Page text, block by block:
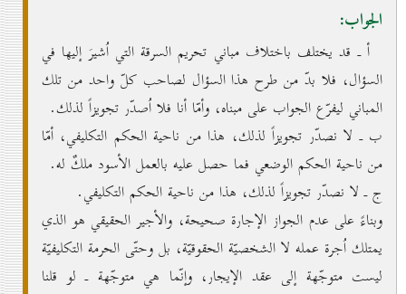
الجواب:
أ ـ قد يختلف باختلاف مباني تحريم السرقة التي اُشيرَ إليها في
السؤال، فلا بدّ من طرح هذا السؤال لصاحب كلّ واحد من تلك
المباني ليفرّع الجواب على مبناه، وأمّا أنا فلا اُصدّر تجويزاً لذلك.
ب ـ لا نصدّر تجويزاً لذلك، هذا من ناحية الحكم التكليفي، أمّا
من ناحية الحكم الوضعي فما حصل عليه بالعمل الأسود ملكٌ له.
ج ـ لا نصدّر تجويزاً لذلك، هذا من ناحية الحكم التكليفي.
وبناءً على عدم الجواز الإجارة صحيحة، والأجير الحقيقي هو الذي
يمتلك اُجرة عمله لا الشخصيّة الحقوقيّة، بل وحتّى الحرمة التكليفيّة
ليست متوجّهة إلى عقد الإيجار، وإنّما هي متوجّهة ـ لو قلنا